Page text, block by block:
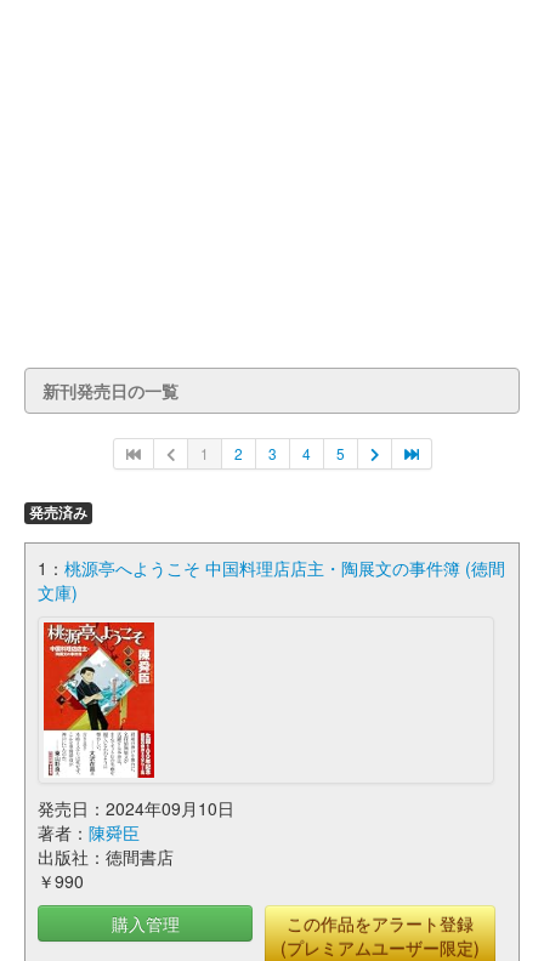
新刊発売日の一覧
1 2 3 4 5
発売済み
1： 桃源亭へようこそ 中国料理店店主・陶展文の事件簿 (徳間
文庫)
発売日：2024年09月10日
著者： 陳舜臣
出版社：徳間書店
￥990
購入管理
この作品をアラート登録
(プレミアムユーザー限定)